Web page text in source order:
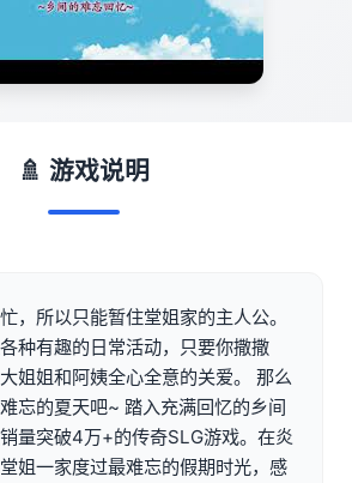
🚿 游戏说明
，所以只能暂住堂姐家的主人公。
种有趣的日常活动，只要你撒撒
姐姐和阿姨全心全意的关爱。 那么
忘的夏天吧~ 踏入充满回忆的乡间
量突破4万+的传奇SLG游戏。在炎
姐一家度过最难忘的假期时光，感